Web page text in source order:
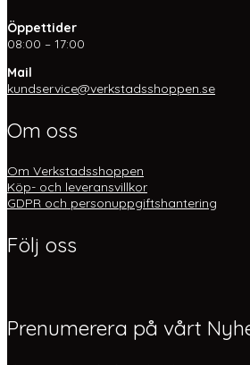
Öppettider
08:00 – 17:00
Mail
kundservice@verkstadsshoppen.se
Om oss
Om Verkstadsshoppen
Köp- och leveransvillkor
GDPR och personuppgiftshantering
Följ oss
Prenumerera på vårt